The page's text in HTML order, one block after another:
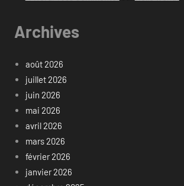
Archives
août 2026
juillet 2026
juin 2026
mai 2026
avril 2026
mars 2026
février 2026
janvier 2026